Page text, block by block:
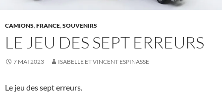
CAMIONS,FRANCE,SOUVENIRS
LE JEU DES SEPT ERREURS
7 MAI 2023 ISABELLE ET VINCENT ESPINASSE
Le jeu des sept erreurs.